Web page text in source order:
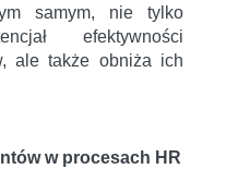
samym, nie tylko
efektywności
ale także obniża ich
w procesach HR